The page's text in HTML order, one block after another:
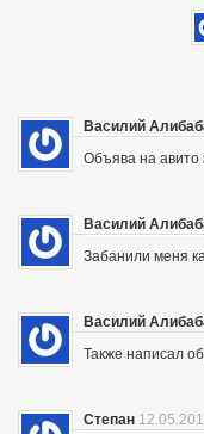
Василий
Объява на авито
Василий
Забанили меня
Василий
Также написал
Степан